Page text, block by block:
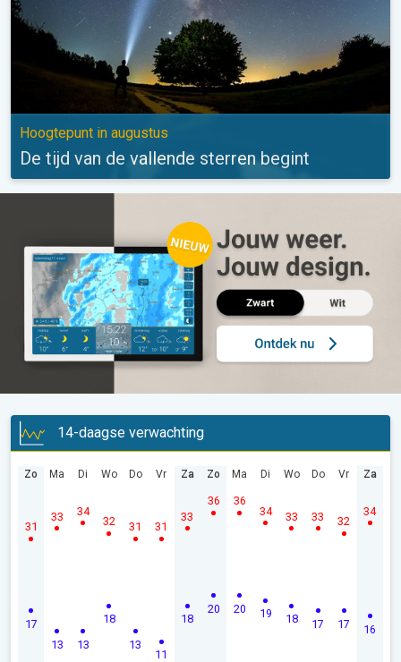
Hoogtepunt in augustus
De tijd van de vallende sterren begint
14-daagse verwachting
Zo
17
31
Ma
13
33
Di
13
34
Wo
18
32
Do
13
31
Vr
11
31
Za
18
33
Zo
20
36
Ma
20
36
Di
19
34
Wo
18
33
Do
17
33
Vr
17
32
Za
16
34